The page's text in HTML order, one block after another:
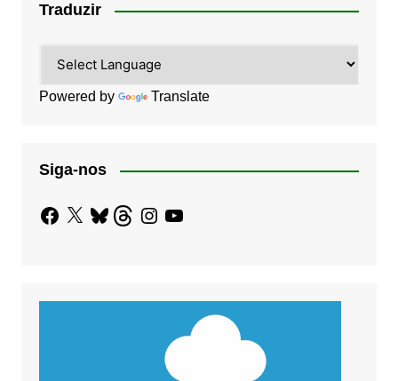
Traduzir
Powered by Translate
Siga-nos
Facebook
X BlueskyThreadsInstagram
YouTube